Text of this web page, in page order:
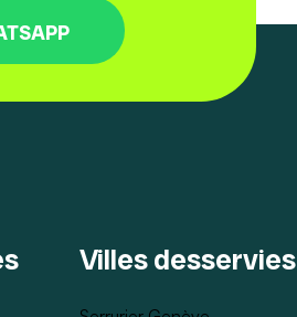
Villes desservies